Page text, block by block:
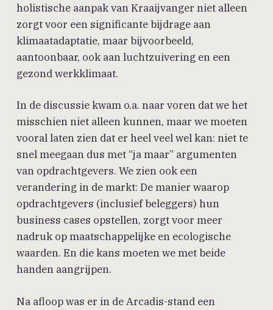
holistische aanpak van Kraaijvanger niet alleen
zorgt voor een significante bijdrage aan
klimaatadaptatie, maar bijvoorbeeld,
aantoonbaar, ook aan luchtzuivering en een
gezond werkklimaat.
In de discussie kwam o.a. naar voren dat we het
misschien niet alleen kunnen, maar we moeten
vooral laten zien dat er heel veel wel kan: niet te
snel meegaan dus met “ja maar” argumenten
van opdrachtgevers. We zien ook een
verandering in de markt: De manier waarop
opdrachtgevers (inclusief beleggers) hun
business cases opstellen, zorgt voor meer
nadruk op maatschappelijke en ecologische
waarden. En die kans moeten we met beide
handen aangrijpen.
Na afloop was er in de Arcadis-stand een